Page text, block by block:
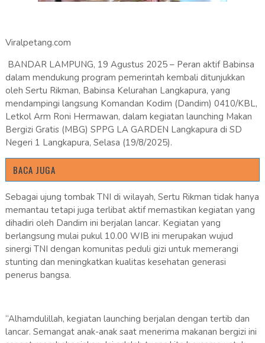
Viralpetang.com
BANDAR LAMPUNG, 19 Agustus 2025 – Peran aktif Babinsa
dalam mendukung program pemerintah kembali ditunjukkan
oleh Sertu Rikman, Babinsa Kelurahan Langkapura, yang
mendampingi langsung Komandan Kodim (Dandim) 0410/KBL,
Letkol Arm Roni Hermawan, dalam kegiatan launching Makan
Bergizi Gratis (MBG) SPPG LA GARDEN Langkapura di SD
Negeri 1 Langkapura, Selasa (19/8/2025).
BACA JUGA
Sebagai ujung tombak TNI di wilayah, Sertu Rikman tidak hanya
memantau tetapi juga terlibat aktif memastikan kegiatan yang
dihadiri oleh Dandim ini berjalan lancar. Kegiatan yang
berlangsung mulai pukul 10.00 WIB ini merupakan wujud
sinergi TNI dengan komunitas peduli gizi untuk memerangi
stunting dan meningkatkan kualitas kesehatan generasi
penerus bangsa.
“Alhamdulillah, kegiatan launching berjalan dengan tertib dan
lancar. Semangat anak-anak saat menerima makanan bergizi ini